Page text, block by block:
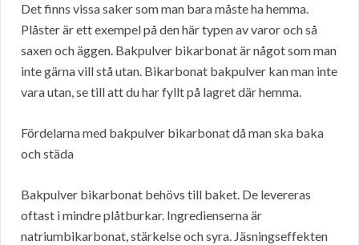
Det finns vissa saker som man bara måste ha hemma.
Plåster är ett exempel på den här typen av varor och så
saxen och äggen. Bakpulver bikarbonat är något som man
inte gärna vill stå utan. Bikarbonat bakpulver kan man inte
vara utan, se till att du har fyllt på lagret där hemma.
Fördelarna med bakpulver bikarbonat då man ska baka
och städa
Bakpulver bikarbonat behövs till baket. De levereras
oftast i mindre plåtburkar. Ingredienserna är
natriumbikarbonat, stärkelse och syra. Jäsningseffekten